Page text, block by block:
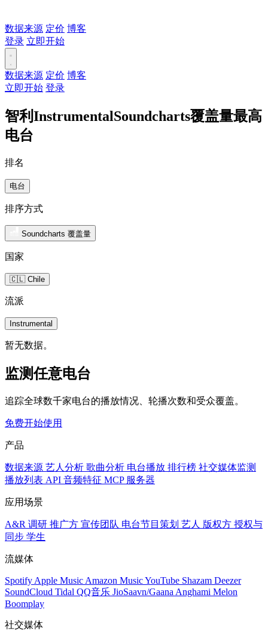
数据来源 定价 博客
登录 立即开始
数据来源 定价 博客
立即开始 登录
智利InstrumentalSoundcharts覆盖量最高
电台
排名
电台
排序方式
Soundcharts 覆盖量
国家
🇨🇱 Chile
流派
Instrumental
暂无数据。
监测任意电台
追踪全球数千家电台的播放情况、轮播次数和受众覆盖。
免费开始使用
产品
数据来源 艺人分析 歌曲分析 电台播放 排行榜 社交媒体监测
播放列表 API 音频特征 MCP 服务器
应用场景
A&R 调研 推广方 宣传团队 电台节目策划 艺人 版权方 授权与
同步 学生
流媒体
Spotify Apple Music Amazon MusicYouTube Shazam Deezer
SoundCloud Tidal QQ音乐 JioSaavn/Gaana Anghami Melon
Boomplay
社交媒体